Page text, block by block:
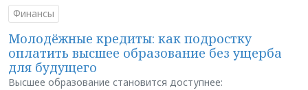
Финансы
Молодёжные кредиты: как подростку
оплатить высшее образование без ущерба
для будущего
Высшее образование становится доступнее: